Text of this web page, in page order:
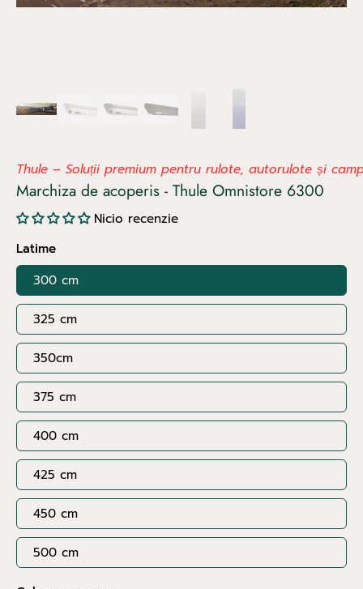
Thule – Soluții premium pentru rulote, autorulote și
Marchiza de acoperis - Thule Omnistore 6300
Nicio recenzie
Latime
300 cm
325 cm
350cm
375 cm
400 cm
425 cm
450 cm
500 cm